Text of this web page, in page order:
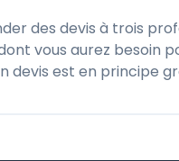
des devis à trois
vous aurez besoin
devis est en principe